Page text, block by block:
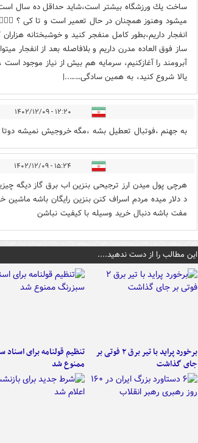
ساخت يك ورزشگاه بيشتر است،شايد حداقل ده سال است
ميشود وهنوز همچنان در حال تعمير است و تا كى ؟
انفجار داريم،بطور كامل منفجر كنيد و خوشبختانه
ساز فوق العاده مدرن داريم و بلافاصله بعد از انفجار
آبرومند را آغازكنيم، سرمايه هم بيش از نياز موجود
يالا شروع كنيد، به همين سادگى……..|
۱۲:۲۰ - ۱۴۰۲/۱۲/۰۹
به جهنم ،فوتبال تعطیل بشه ،مگه خروجیش نمیشه
۱۵:۲۴ - ۱۴۰۲/۱۲/۰۹
د دلار میده مردم اسراف کنن بنزین رایگان باشه ماشین
مفت باشه دنبال خرید وسیله با کیفیت نباشن
این مطالب را از دست ندهید....
برخورد پراید با تیر برق ۲ فوتی بر
جای گذاشت
تنظیم قولنامه برای اسناد
ممنوع شد